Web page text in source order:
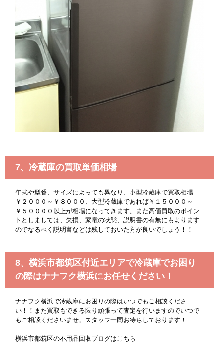
7、冷蔵庫の買取単価相場
年式や型番、サイズによっても異なり、小型冷蔵庫で買取相場
￥２０００～￥８０００、大型冷蔵庫であれば￥１５０００～
￥５００００以上が相場になってきます。また高価買取のポイン
トとしましては、欠損、家電の状態、説明書の有無にもよります
のでなるべく説明書などは残しておいた方が良いでしょう！！
8、横浜市都筑区付近エリアで冷蔵庫でお困り
の際はナナフク横浜にお任せください！
ナナフク横浜で冷蔵庫にお困りの際はいつでもご相談くださ
い！！また買取もできる限り頑張って査定を行いますのでいつで
もご相談くださいませ。スタッフ一同お待ちしております！
横浜市都筑区の不用品回収ブログはこちら